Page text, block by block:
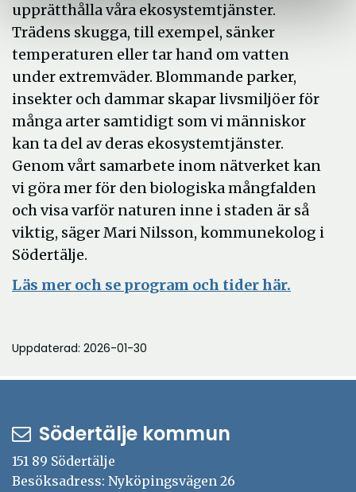
upprätthålla våra ekosystemtjänster.
Trädens skugga, till exempel, sänker
temperaturen eller tar hand om vatten
under extremväder. Blommande parker,
insekter och dammar skapar livsmiljöer för
många arter samtidigt som vi människor
kan ta del av deras ekosystemtjänster.
Genom vårt samarbete inom nätverket kan
vi göra mer för den biologiska mångfalden
och visa varför naturen inne i staden är så
viktig, säger Mari Nilsson, kommunekolog i
Södertälje.
Läs mer och se program och tider här.
Uppdaterad: 2026-01-30
Södertälje kommun
151 89 Södertälje
Besöksadress: Nyköpingsvägen 26